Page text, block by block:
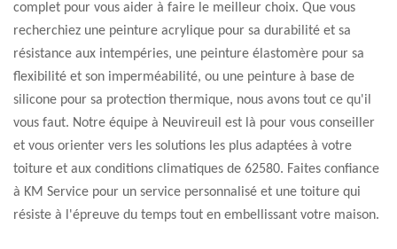
complet pour vous aider à faire le meilleur choix. Que vous
recherchiez une peinture acrylique pour sa durabilité et sa
résistance aux intempéries, une peinture élastomère pour sa
flexibilité et son imperméabilité, ou une peinture à base de
silicone pour sa protection thermique, nous avons tout ce qu'il
vous faut. Notre équipe à Neuvireuil est là pour vous conseiller
et vous orienter vers les solutions les plus adaptées à votre
toiture et aux conditions climatiques de 62580. Faites confiance
à KM Service pour un service personnalisé et une toiture qui
résiste à l'épreuve du temps tout en embellissant votre maison.